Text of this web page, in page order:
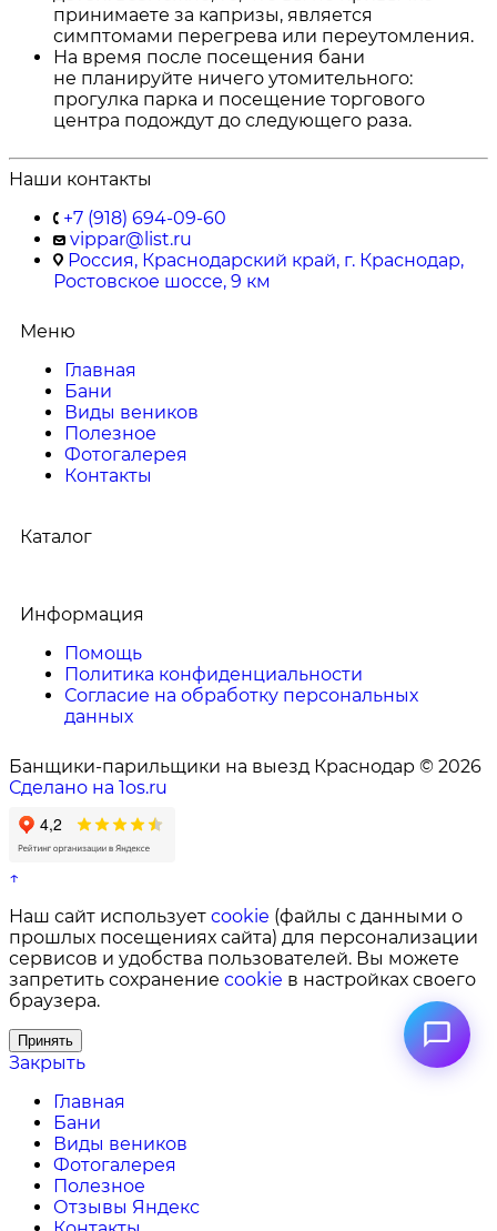
принимаете за капризы, является
симптомами перегрева или переутомления.
На время после посещения бани
не планируйте ничего утомительного:
прогулка парка и посещение торгового
центра подождут до следующего раза.
Наши контакты
+7 (918) 694-09-60
vippar@list.ru
Россия, Краснодарский край, г. Краснодар,
Ростовское шоссе, 9 км
Меню
Главная
Бани
Виды веников
Полезное
Фотогалерея
Контакты
Каталог
Информация
Помощь
Политика конфиденциальности
Согласие на обработку персональных
данных
Банщики-парильщики на выезд Краснодар © 2026
Сделано на 1os.ru
↑
Наш сайт использует cookie (файлы с данными о
прошлых посещениях сайта) для персонализации
сервисов и удобства пользователей. Вы можете
запретить сохранение cookie в настройках своего
браузера.
Принять
Закрыть
Главная
Бани
Виды веников
Фотогалерея
Полезное
Отзывы Яндекс